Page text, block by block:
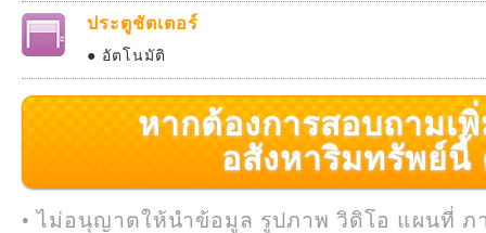
ประตูชัตเตอร์
● อัตโนมัติ
หากต้องการสอบถามเ
อสังหาริมทรัพย์นี้
• ไม่อนุญาตให้นำข้อมูล รูปภาพ วิดิโอ แผนที่ ภ